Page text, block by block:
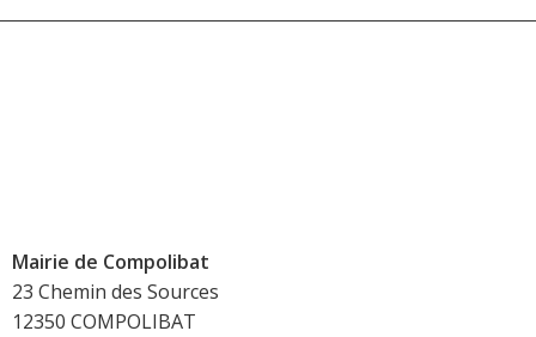
Mairie de Compolibat
23 Chemin des Sources
12350 COMPOLIBAT